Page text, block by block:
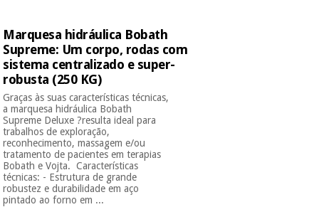
Marquesa hidráulica Bobath
Supreme: Um corpo, rodas com
sistema centralizado e super-
robusta (250 KG)
Graças às suas características técnicas,
a marquesa hidráulica Bobath
Supreme Deluxe ?resulta ideal para
trabalhos de exploração,
reconhecimento, massagem e/ou
tratamento de pacientes em terapias
Bobath e Vojta. Características
técnicas: - Estrutura de grande
robustez e durabilidade em aço
pintado ao forno em ...